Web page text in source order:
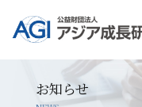
お知らせ